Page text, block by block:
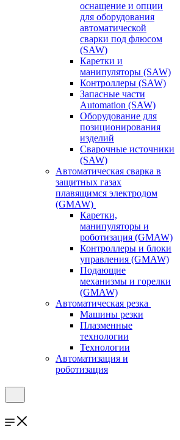
оснащение и опции
для оборудования
автоматической
сварки под флюсом
(SAW)
Каретки и
манипуляторы (SAW)
Контроллеры (SAW)
Запасные части
Automation (SAW)
Оборудование для
позиционирования
изделий
Сварочные источники
(SAW)
Автоматическая сварка в
защитных газах
плавящимся электродом
(GMAW)
Каретки,
манипуляторы и
роботизация (GMAW)
Контроллеры и блоки
управления (GMAW)
Подающие
механизмы и горелки
(GMAW)
Автоматическая резка
Машины резки
Плазменные
технологии
Технологии
Автоматизация и
роботизация